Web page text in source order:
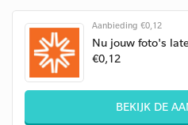
Aanbieding €0,12
Nu jouw foto's
€0,12
BEKIJK DE